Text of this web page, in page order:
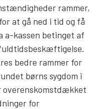
rammer,
at gå ned i tid og få
a-kassen betinget af
bedre rammer for
børns sygdom i
overenskomstdækket
for